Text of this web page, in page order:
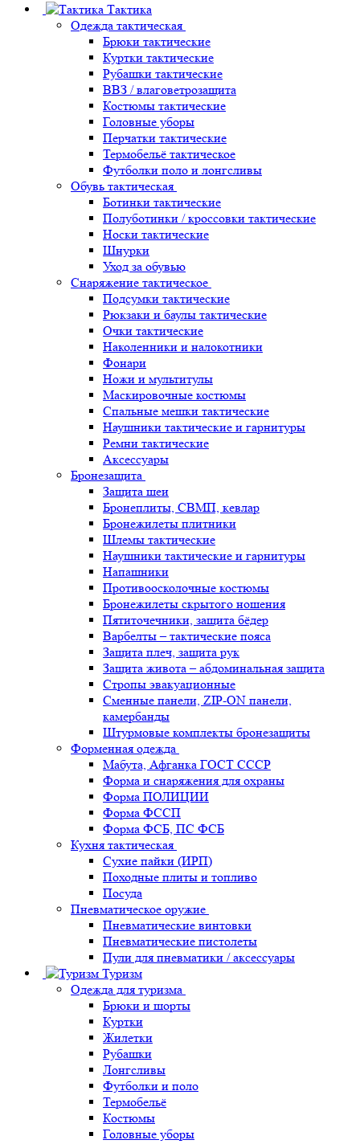
Тактика
Одежда тактическая
Брюки тактические
Куртки тактические
Рубашки тактические
ВВЗ / влаговетрозащита
Костюмы тактические
Головные уборы
Перчатки тактические
Термобельё тактическое
Футболки поло и лонгсливы
Обувь тактическая
Ботинки тактические
Полуботинки / кроссовки тактические
Носки тактические
Шнурки
Уход за обувью
Снаряжение тактическое
Подсумки тактические
Рюкзаки и баулы тактические
Очки тактические
Наколенники и налокотники
Фонари
Ножи и мультитулы
Маскировочные костюмы
Спальные мешки тактические
Наушники тактические и гарнитуры
Ремни тактические
Аксессуары
Бронезащита
Защита шеи
Бронеплиты, СВМП, кевлар
Бронежилеты плитники
Шлемы тактические
Наушники тактические и гарнитуры
Напашники
Противоосколочные костюмы
Бронежилеты скрытого ношения
Пятиточечники, защита бёдер
Варбелты – тактические пояса
Защита плеч, защита рук
Защита живота – абдоминальная защита
Стропы эвакуационные
Сменные панели, ZIP-ON панели,
камербанды
Штурмовые комплекты бронезащиты
Форменная одежда
Мабута, Афганка ГОСТ СССР
Форма и снаряжения для охраны
Форма ПОЛИЦИИ
Форма ФССП
Форма ФСБ, ПС ФСБ
Кухня тактическая
Сухие пайки (ИРП)
Походные плиты и топливо
Посуда
Пневматическое оружие
Пневматические винтовки
Пневматические пистолеты
Пули для пневматики / аксессуары
Туризм
Одежда для туризма
Брюки и шорты
Куртки
Жилетки
Рубашки
Лонгсливы
Футболки и поло
Термобельё
Костюмы
Головные уборы